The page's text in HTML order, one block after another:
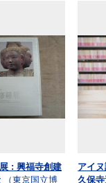
: 興福寺創建
（東京国立博
アイ
久保